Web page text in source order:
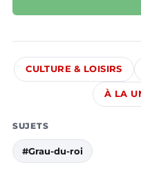
CULTURE & LOISIRS
À LA
SUJETS
#Grau-du-roi